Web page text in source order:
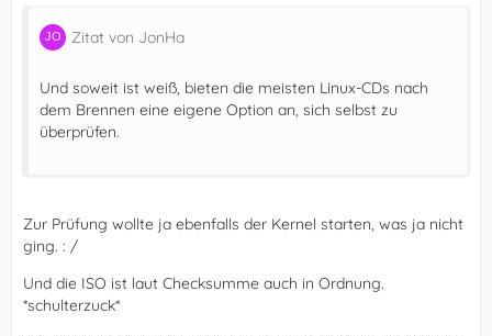
Zitat von JonHa
Und soweit ist weiß, bieten die meisten Linux-CDs nach
dem Brennen eine eigene Option an, sich selbst zu
überprüfen.
Zur Prüfung wollte ja ebenfalls der Kernel starten, was ja nicht
ging. : /
Und die ISO ist laut Checksumme auch in Ordnung.
*schulterzuck*